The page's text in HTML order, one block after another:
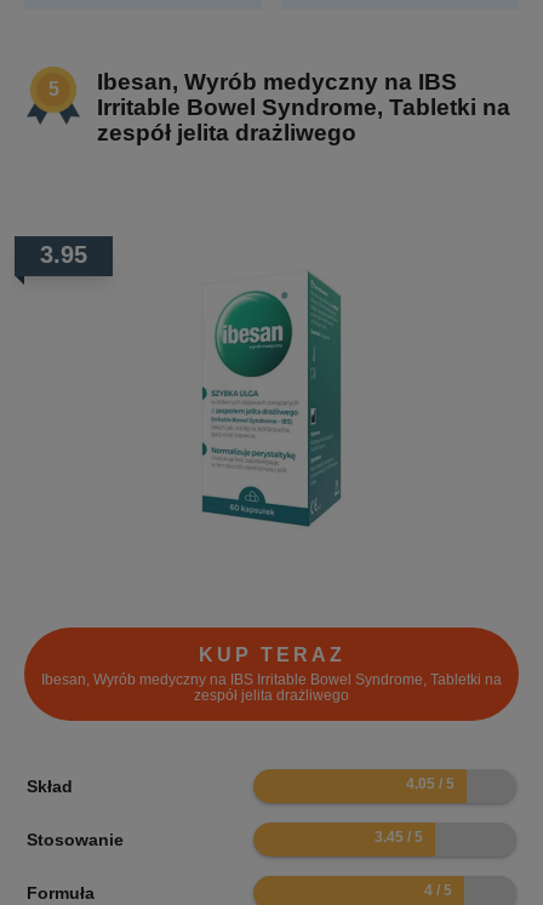
Ibesan, Wyrób medyczny na IBS
Irritable Bowel Syndrome, Tabletki na
zespół jelita drażliwego
3.95
KUP TERAZ
Ibesan, Wyrób medyczny na IBS Irritable Bowel Syndrome, Tabletki na
zespół jelita drażliwego
Skład 8.1
Stosowanie 6.9
Formuła 8